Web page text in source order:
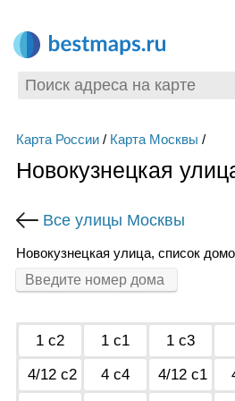
Карта России/ Карта Москвы /
Новокузнецкая
Все улицы Москвы
Новокузнецкая улица, список
1 с2 1 с1 1 с3
4/12 с2
4 с4 4/12 с1